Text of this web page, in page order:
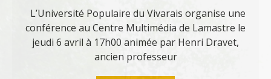
L’Université Populaire du Vivarais organise une
conférence au Centre Multimédia de Lamastre le
jeudi 6 avril à 17h00 animée par Henri Dravet,
ancien professeur